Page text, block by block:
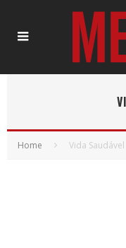
Home Vida Saudável